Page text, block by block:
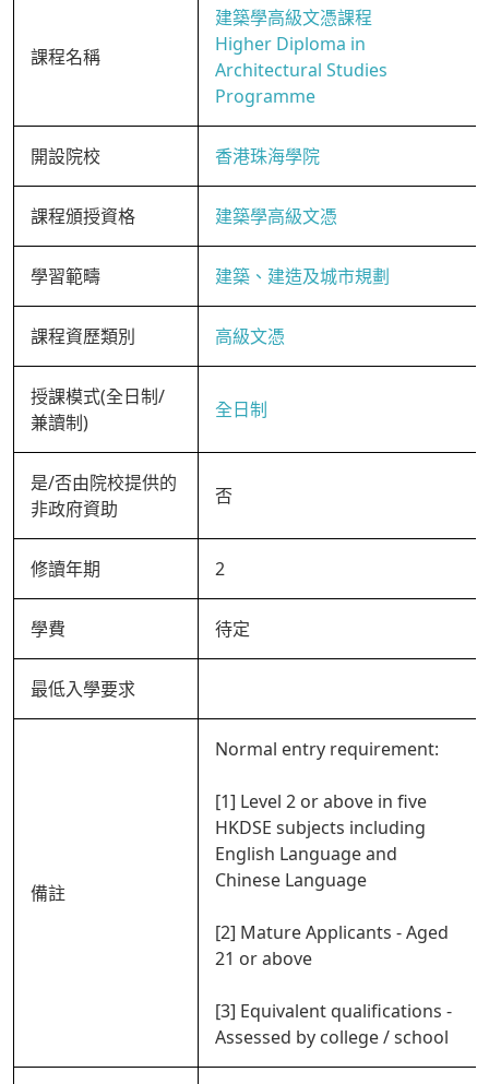
課程名稱
建築學高級文憑課程
Higher Diploma in
Architectural Studies
Programme
開設院校 香港珠海學院
課程頒授資格 建築學高級文憑
學習範疇 建築、建造及城市規劃
課程資歷類別 高級文憑
授課模式(全日制/
兼讀制)
全日制
是/否由院校提供的
非政府資助
否
修讀年期 2
學費 待定
最低入學要求
備註
Normal entry requirement:
[1] Level 2 or above in five
HKDSE subjects including
English Language and
Chinese Language
[2] Mature Applicants - Aged
21 or above
[3] Equivalent qualifications -
Assessed by college / school